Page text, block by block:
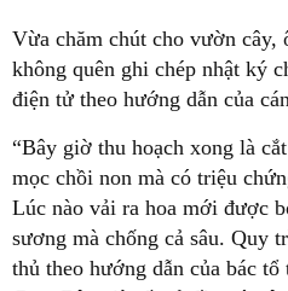
Vừa chăm chút cho vườn cây,
không quên ghi chép nhật ký
điện tử theo hướng dẫn của
“Bây giờ thu hoạch xong là
mọc chồi non mà có triệu
Lúc nào vải ra hoa mới được
sương mà chống cả sâu. Quy
thủ theo hướng dẫn của bác